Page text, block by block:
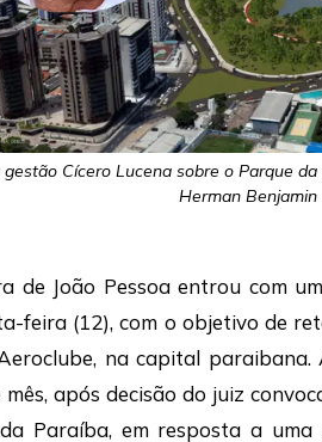
Cícero Lucena sobre o Parque
Herman
de João Pessoa entrou com
feira (12), com o objetivo de
na capital
mês, após decisão do juiz
Paraíba, em resposta a